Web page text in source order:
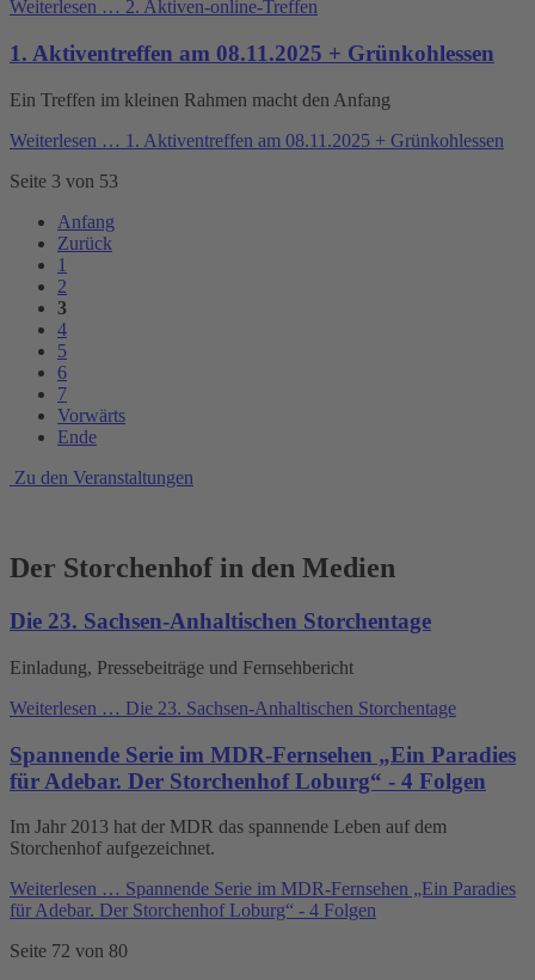
Weiterlesen … 2. Aktiven-online-Treffen
1. Aktiventreffen am 08.11.2025 + Grünkohlessen
Ein Treffen im kleinen Rahmen macht den Anfang
Weiterlesen … 1. Aktiventreffen am 08.11.2025 + Grünkohlessen
Seite 3 von 53
Anfang
Zurück
1
2
3
4
5
6
7
Vorwärts
Ende
Zu den Veranstaltungen
Der Storchenhof in den Medien
Die 23. Sachsen-Anhaltischen Storchentage
Einladung, Pressebeiträge und Fernsehbericht
Weiterlesen … Die 23. Sachsen-Anhaltischen Storchentage
Spannende Serie im MDR-Fernsehen „Ein Paradies
für Adebar. Der Storchenhof Loburg“ - 4 Folgen
Im Jahr 2013 hat der MDR das spannende Leben auf dem
Storchenhof aufgezeichnet.
Weiterlesen … Spannende Serie im MDR-Fernsehen „Ein Paradies
für Adebar. Der Storchenhof Loburg“ - 4 Folgen
Seite 72 von 80